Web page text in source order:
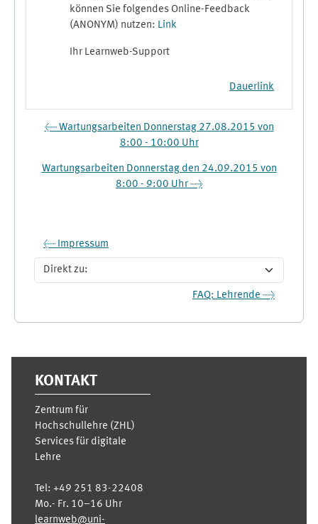
können Sie folgendes Online-Feedback
(ANONYM) nutzen: Link
Ihr Learnweb-Support
Dauerlink
← Wartungsarbeiten Donnerstag 27.08.2015 von
8:00 - 10:00 Uhr
Wartungsarbeiten Donnerstag den 24.09.2015 von
8:00 - 9:00 Uhr →
← Impressum
FAQ: Lehrende →
KONTAKT
Zentrum für
Hochschullehre (ZHL)
Services für digitale
Lehre
Tel: +49 251 83-22408
Mo.- Fr. 10–16 Uhr
learnweb@uni-